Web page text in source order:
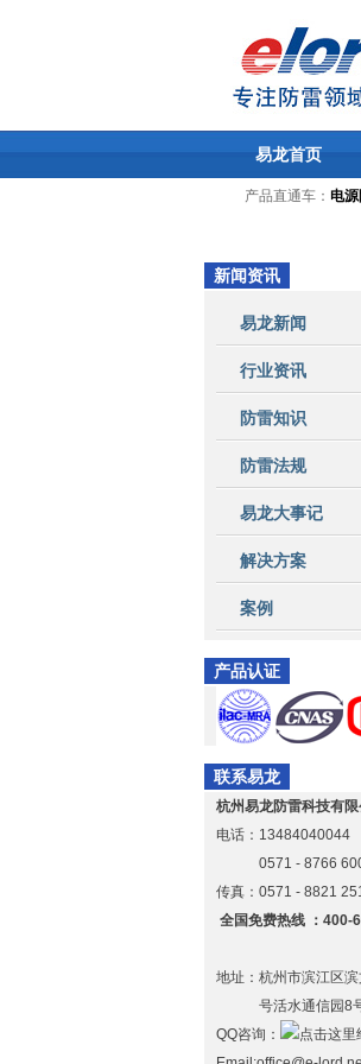
易龙首页
产品直通车： 电
新闻资讯
易龙新闻
行业资讯
防雷知识
防雷法规
易龙大事记
解决方案
案例
产品认证
联系易龙
杭州易龙防雷科技有限
电话：13484040044
0571 - 8766
传真：0571 - 8821
全国免费热线 ：400-
地址：杭州市滨江区
号活水通信园8
QQ咨询：